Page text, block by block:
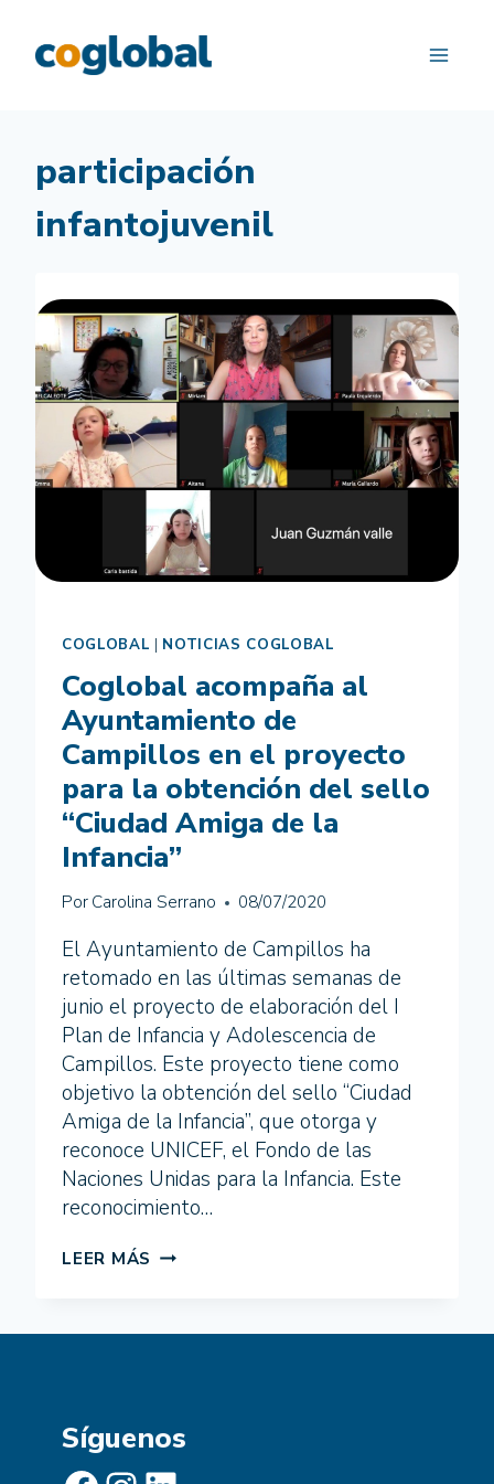
contenido
participación
infantojuvenil
COGLOBAL | NOTICIAS COGLOBAL
Coglobal acompaña al
Ayuntamiento de
Campillos en el proyecto
para la obtención del sello
“Ciudad Amiga de la
Infancia”
Por Carolina Serrano 08/07/2020
El Ayuntamiento de Campillos ha
retomado en las últimas semanas de
junio el proyecto de elaboración del I
Plan de Infancia y Adolescencia de
Campillos. Este proyecto tiene como
objetivo la obtención del sello “Ciudad
Amiga de la Infancia”, que otorga y
reconoce UNICEF, el Fondo de las
Naciones Unidas para la Infancia. Este
reconocimiento…
LEER MÁS COGLOBAL
PROYECTO
Síguenos